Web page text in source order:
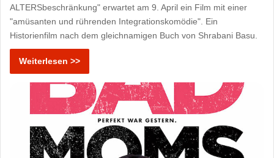
ALTERSbeschränkung" erwartet am 9. April ein Film mit einer
"amüsanten und rührenden Integrationskomödie". Ein
Historienfilm nach dem gleichnamigen Buch von Shrabani Basu.
Weiterlesen >>